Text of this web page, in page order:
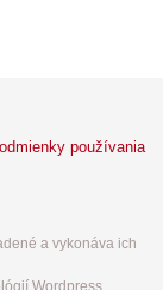
používania
a vykonáva ich
Wordpress.